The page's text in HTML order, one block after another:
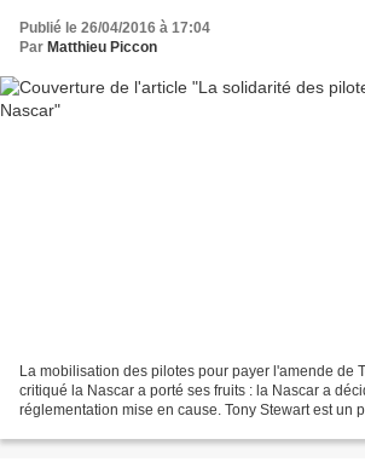
Publié le 26/04/2016 à 17:04
Par Matthieu Piccon
La mobilisation des pilotes pour payer l'amende de
critiqué la Nascar a porté ses fruits : la Nascar a
réglementation mise en cause. Tony Stewart est un